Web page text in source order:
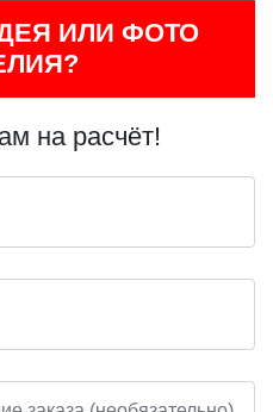
ИЛИ ФОТО
на расчёт!